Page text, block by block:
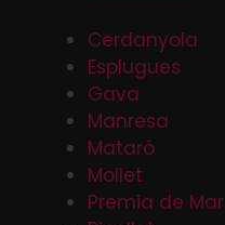
Cerdanyola
Esplugues
Gava
Manresa
Mataró
Mollet
Premia de Mar